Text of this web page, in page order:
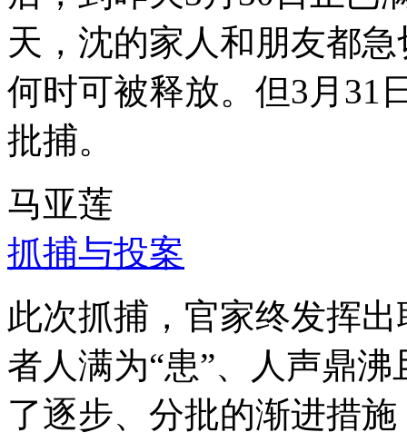
天，沈的家人和朋友都
何时可被释放。但3月31
批捕。
马亚莲
抓捕与投案
此次抓捕，官家终发挥
者人满为“患”、人声鼎
了逐步、分批的渐进措